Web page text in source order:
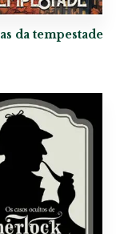
da tempestade